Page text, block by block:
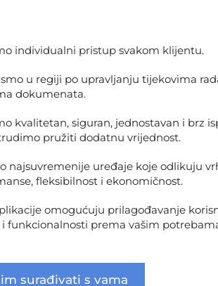
individualni pristup svakom klijentu.
u regiji po upravljanju tijekovima
dokumenata.
kvalitetan, siguran, jednostavan i brz
pružiti dodatnu vrijednost.
najsuvremenije uređaje koje odlikuju
fleksibilnost i ekonomičnost.
omogućuju prilagođavanje
i funkcionalnosti prema vašim
surađivati s vama